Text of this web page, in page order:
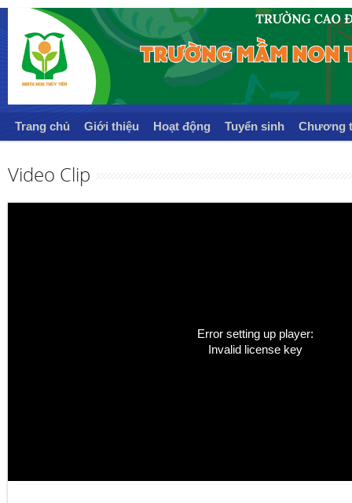
Trang chủ Giới thiệu Hoạt động Tuyển sinh Chương
Video Clip
Error setting up player:
Invalid license key